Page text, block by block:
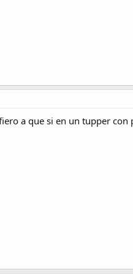
a que si en un tupper con